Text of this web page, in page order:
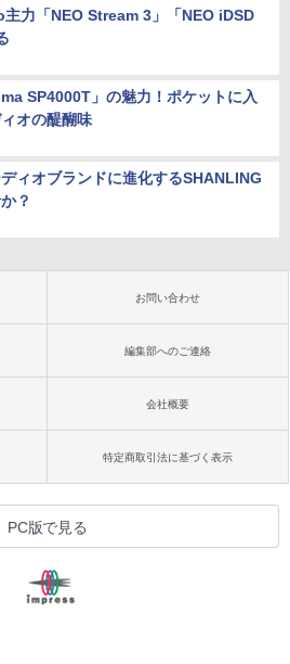
力「NEO Stream 3」「NEO iDSD
SP4000T」の魅力！ポケットに入
オの醍醐味
ィオブランドに進化するSHANLING
？
お問い合わせ
編集部へのご連絡
会社概要
特定商取引法に基づく表示
PC版で見る